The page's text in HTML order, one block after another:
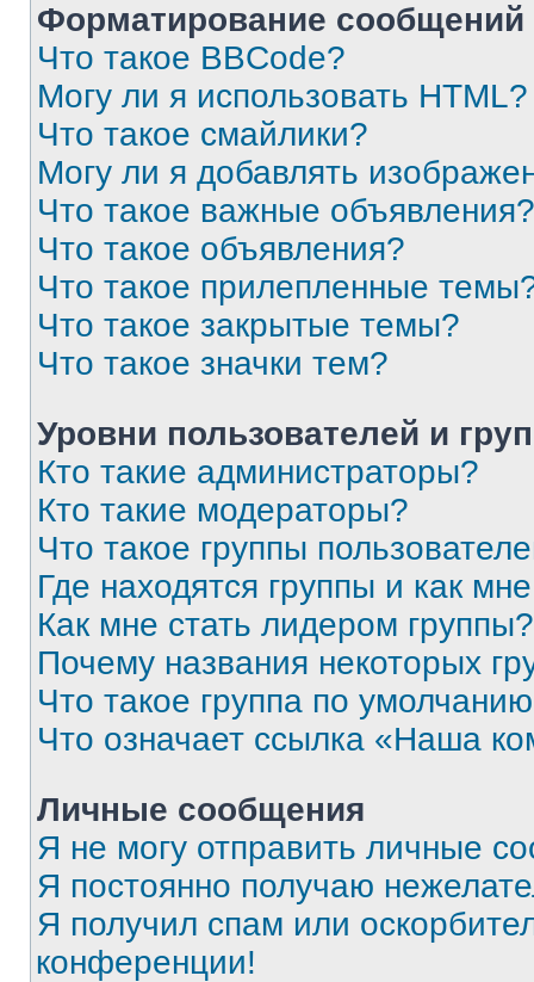
Форматирование
Что такое BBCode?
Могу ли я использовать HTML?
Что такое смайлики?
Могу ли я добавлять
Что такое важные объявления?
Что такое объявления?
Что такое прилепленные
Что такое закрытые темы?
Что такое значки тем?
Уровни пользователей и
Кто такие администраторы?
Кто такие модераторы?
Что такое группы
Где находятся группы и как
Как мне стать лидером группы?
Почему названия некоторых
Что такое группа по
Что означает ссылка «Наша
Личные сообщения
Я не могу отправить личные
Я постоянно получаю
Я получил спам или
конференции!